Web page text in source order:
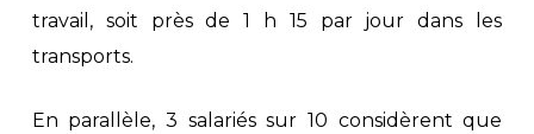
travail, soit près de 1 h 15 par jour dans les
transports.
En parallèle, 3 salariés sur 10 considèrent que